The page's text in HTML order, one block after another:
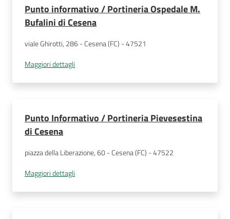
Punto informativo / Portineria Ospedale M.
Bufalini di Cesena
viale Ghirotti, 286 - Cesena (FC) - 47521
Maggiori dettagli
Punto Informativo / Portineria Pievesestina
di Cesena
piazza della Liberazione, 60 - Cesena (FC) - 47522
Maggiori dettagli